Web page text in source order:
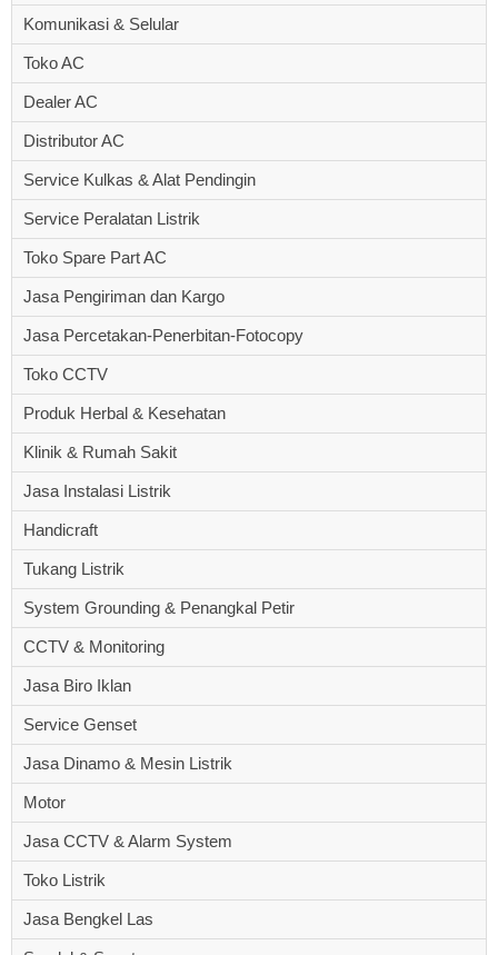
Komunikasi & Selular
Toko AC
Dealer AC
Distributor AC
Service Kulkas & Alat Pendingin
Service Peralatan Listrik
Toko Spare Part AC
Jasa Pengiriman dan Kargo
Jasa Percetakan-Penerbitan-Fotocopy
Toko CCTV
Produk Herbal & Kesehatan
Klinik & Rumah Sakit
Jasa Instalasi Listrik
Handicraft
Tukang Listrik
System Grounding & Penangkal Petir
CCTV & Monitoring
Jasa Biro Iklan
Service Genset
Jasa Dinamo & Mesin Listrik
Motor
Jasa CCTV & Alarm System
Toko Listrik
Jasa Bengkel Las